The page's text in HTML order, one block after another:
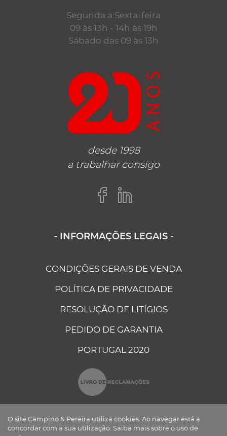
Segunda a Sexta-feira
09 às 13h - 14h às 19h
Sábado das 09 às 13h
desde 1998
a trabalhar consigo
- INFORMAÇÕES LEGAIS -
CONDIÇÕES GERAIS DE VENDA
POLÍTICA DE PRIVACIDADE
RESOLUÇÃO DE LITÍGIOS
PEDIDO DE GARANTIA
PORTUGAL 2020
O site Campino & Pereira utiliza cookies. Ao navegar está a
concordar com a sua utilização. Saiba mais sobre o uso de